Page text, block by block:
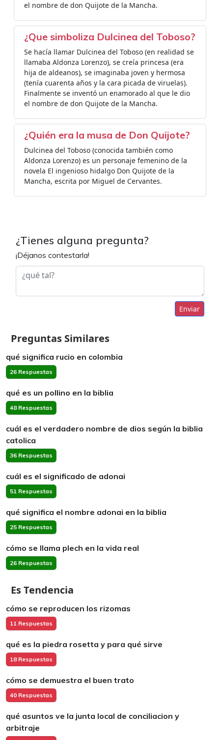
el nombre de don Quijote de la Mancha.
¿Que simboliza Dulcinea del Toboso?
Se hacía llamar Dulcinea del Toboso (en realidad se
llamaba Aldonza Lorenzo), se creía princesa (era
hija de aldeanos), se imaginaba joven y hermosa
(tenía cuarenta años y la cara picada de viruelas).
Finalmente se inventó un enamorado al que le dio
el nombre de don Quijote de la Mancha.
¿Quién era la musa de Don Quijote?
Dulcinea del Toboso (conocida también como
Aldonza Lorenzo) es un personaje femenino de la
novela El ingenioso hidalgo Don Quijote de la
Mancha, escrita por Miguel de Cervantes.
¿Tienes alguna pregunta?
¡Déjanos contestarla!
Enviar
Preguntas Similares
qué significa rucio en colombia
26 Respuestas
qué es un pollino en la biblia
48 Respuestas
cuál es el verdadero nombre de dios según la biblia
catolica
36 Respuestas
cuál es el significado de adonai
51 Respuestas
qué significa el nombre adonai en la biblia
25 Respuestas
cómo se llama plech en la vida real
26 Respuestas
Es Tendencia
cómo se reproducen los rizomas
11 Respuestas
qué es la piedra rosetta y para qué sirve
18 Respuestas
cómo se demuestra el buen trato
40 Respuestas
qué asuntos ve la junta local de conciliacion y
arbitraje